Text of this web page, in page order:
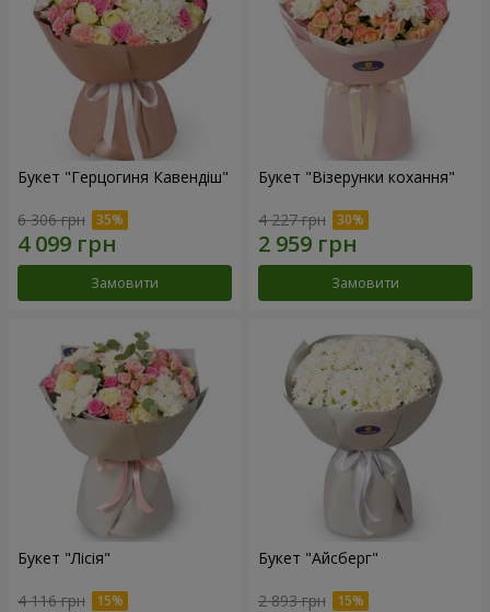
Букет "Герцогиня Кавендіш"
6 306 грн
Замовити
Букет "Візерунки кохання"
4 227 грн
Замовити
Букет "Лісія"
4 116 грн
Букет "Айсберг"
2 893 грн